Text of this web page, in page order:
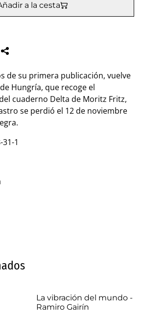
a la cesta
de su primera publicación, vuelve
Hungría, que recoge el
cuaderno Delta de Moritz Fritz,
se perdió el 12 de noviembre
31-1
La vibración del mundo -
Ramiro Gairín